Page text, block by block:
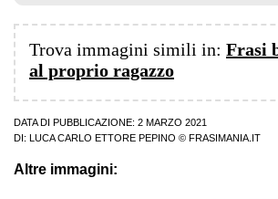
Trova immagini simili in: Frasi
al proprio ragazzo
DATA DI PUBBLICAZIONE: 2 MARZO 2021
DI:
LUCA CARLO ETTORE PEPINO © FRASIMANIA.IT
Altre immagini: